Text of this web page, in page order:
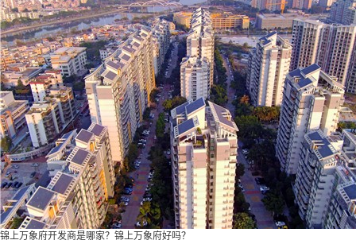
锦上万象府开发商是哪家？锦上万象府好吗？